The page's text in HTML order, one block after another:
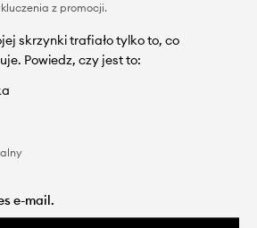
z promocji.
skrzynki trafiało tylko to, co
Powiedz, czy jest to: